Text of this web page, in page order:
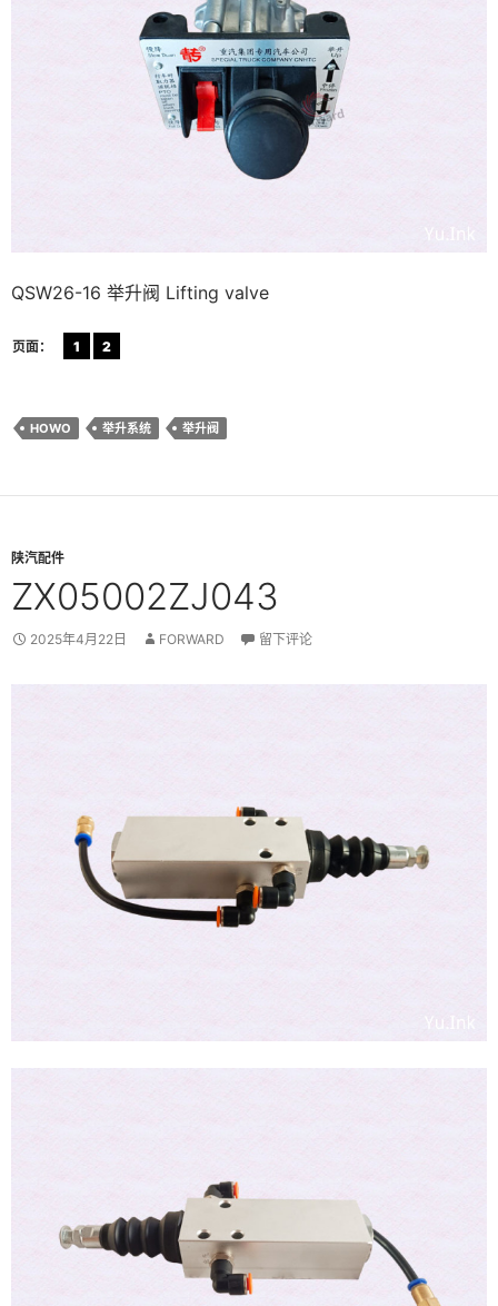
QSW26-16 举升阀 Lifting valve
页面： 1 2
HOWO 举升系统 举升阀
陕汽配件
ZX05002ZJ043
2025年4月22日 FORWARD 留下评论